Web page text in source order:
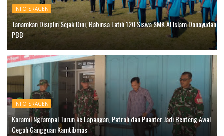
INFO SRAGEN
Tanamkan Disiplin Sejak Dini, Babinsa Latih 120 Siswa SMK Al Islam Donoyudan
PBB
INFO SRAGEN
Koramil Ngrampal Turun ke Lapangan, Patroli dan Puanter Jadi Benteng Awal
Cegah Gangguan Kamtibmas